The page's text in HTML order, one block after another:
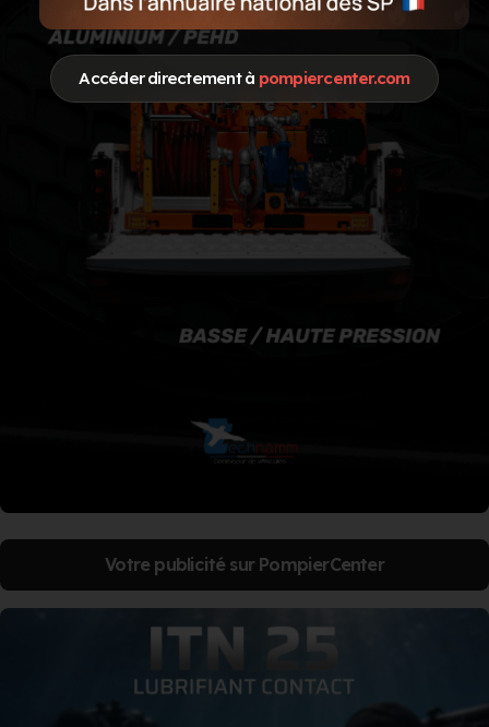
Accéder directement à pompiercenter.com
Votre publicité sur PompierCenter